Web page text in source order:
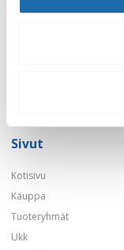
Softcare tarjoaa
tai löydä tuotteet
Sivut
Kotisivu
Kauppa
Tuoteryhmät
Ukk